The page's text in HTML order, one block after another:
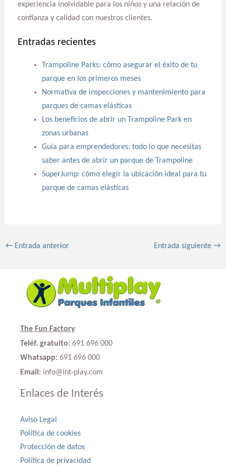
experiencia inolvidable para los niños y una relación de
confianza y calidad con nuestros clientes.
Entradas recientes
Trampoline Parks: cómo asegurar el éxito de tu
parque en los primeros meses
Normativa de inspecciones y mantenimiento para
parques de camas elásticas
Los beneficios de abrir un Trampoline Park en
zonas urbanas
Guía para emprendedores: todo lo que necesitas
saber antes de abrir un parque de Trampoline
SuperJump: cómo elegir la ubicación ideal para tu
parque de camas elásticas
←Entrada anterior Entrada siguiente→
The Fun Factory
Teléf. gratuito: 691 696 000
Whatsapp: 691 696 000
Email: info@int-play.com
Enlaces de Interés
Aviso Legal
Política de cookies
Protección de datos
Política de privacidad